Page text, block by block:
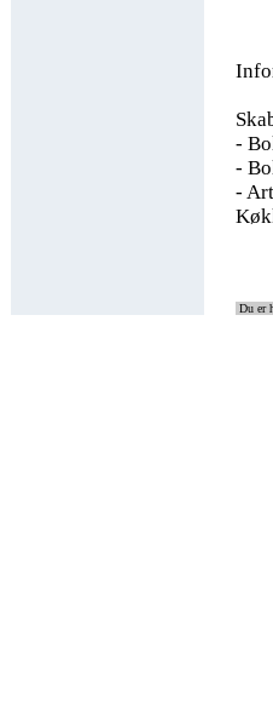
-
-
-
Du er